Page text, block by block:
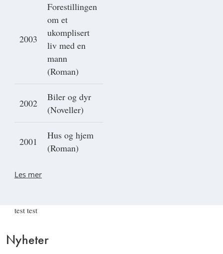
2003
Forestillingen
om et
ukomplisert
liv med en
mann
(Roman)
2002
Biler og dyr
(Noveller)
2001
Hus og hjem
(Roman)
Les mer
test test
Nyheter